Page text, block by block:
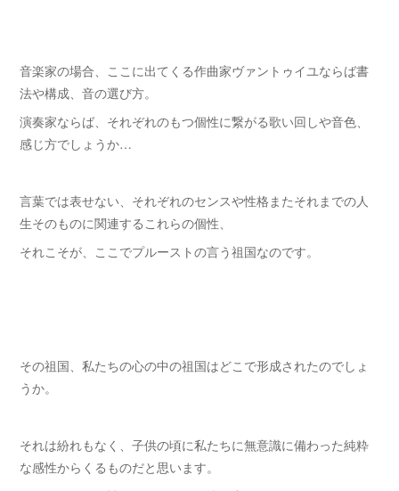
音楽家の場合、ここに出てくる作曲家ヴァントゥイユならば書
法や構成、音の選び方。
演奏家ならば、それぞれのもつ個性に繋がる歌い回しや音色、
感じ方でしょうか…
言葉では表せない、それぞれのセンスや性格またそれまでの人
生そのものに関連するこれらの個性、
それこそが、ここでプルーストの言う祖国なのです。
その祖国、私たちの心の中の祖国はどこで形成されたのでしょ
うか。
それは紛れもなく、子供の頃に私たちに無意識に備わった純粋
な感性からくるものだと思います。